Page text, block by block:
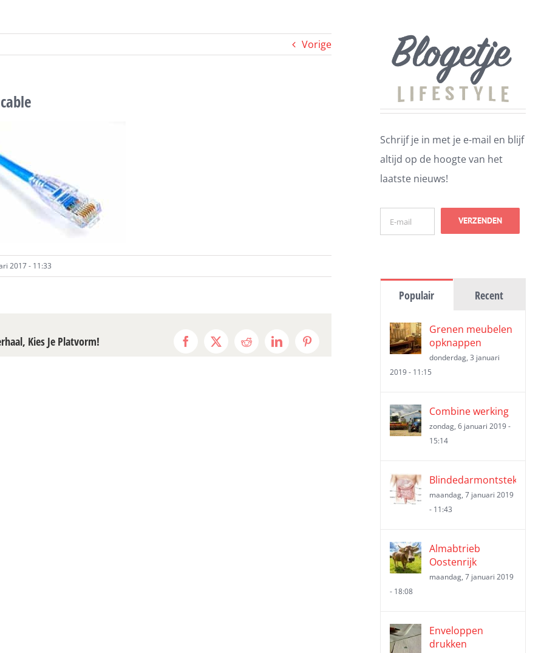
Vorige
2017 - 11:33
Kies Je Platvorm! Facebook
X Reddit LinkedInPinterest
Schrijf je in met je e-mail en blijf
altijd op de hoogte van het
laatste nieuws!
Populair Recent
Grenen meubelen
opknappen
donderdag, 3 januari
2019 - 11:15
Combine werking
zondag, 6 januari 2019 -
15:14
Blindedarmontsteking
maandag, 7 januari 2019
- 11:43
Almabtrieb
Oostenrijk
maandag, 7 januari 2019
- 18:08
Enveloppen
drukken